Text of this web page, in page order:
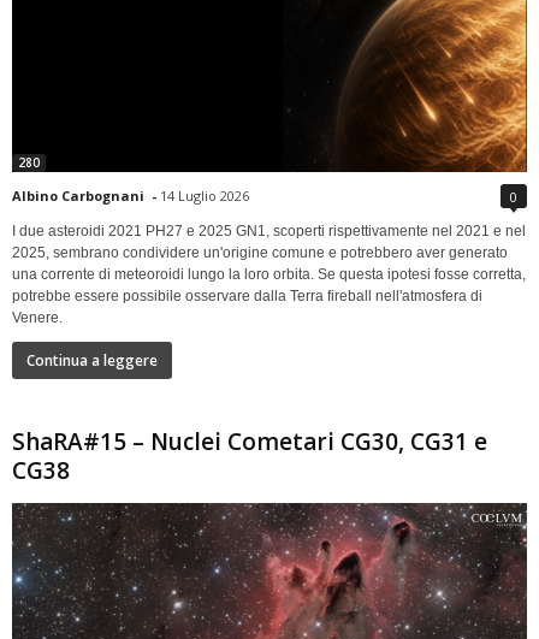
280
Albino Carbognani - 14 Luglio 2026 0
I due asteroidi 2021 PH27 e 2025 GN1, scoperti rispettivamente nel 2021 e nel
2025, sembrano condividere un'origine comune e potrebbero aver generato
una corrente di meteoroidi lungo la loro orbita. Se questa ipotesi fosse corretta,
potrebbe essere possibile osservare dalla Terra fireball nell'atmosfera di
Venere.
Continua a leggere
ShaRA#15 – Nuclei Cometari CG30, CG31 e
CG38